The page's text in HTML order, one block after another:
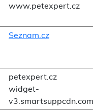
www.petexpert.cz
Seznam.cz
petexpert.cz
widget-
v3.smartsuppcdn.com